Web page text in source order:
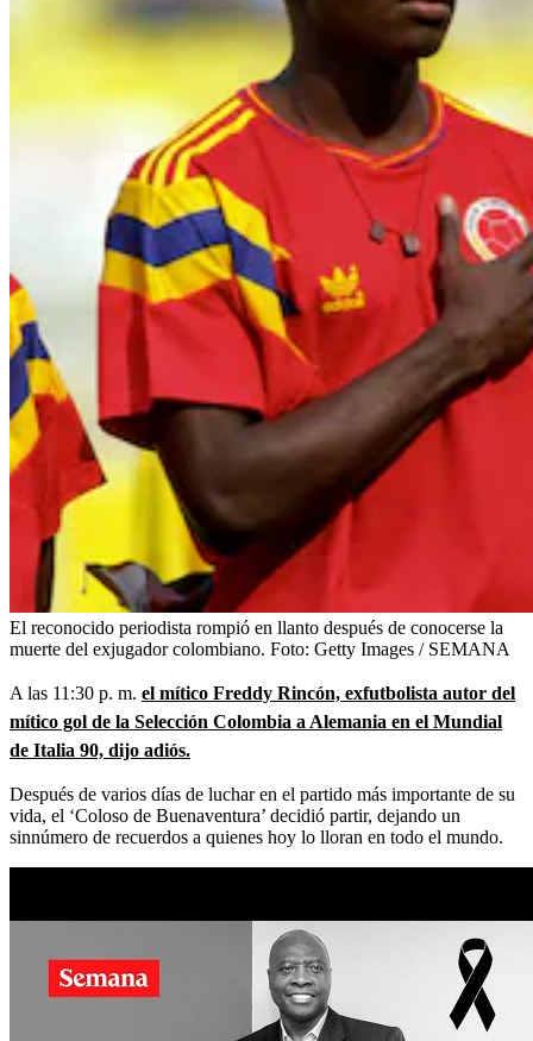
El reconocido periodista rompió en llanto después de conocerse la
muerte del exjugador colombiano. Foto: Getty Images / SEMANA
A las 11:30 p. m. el mítico Freddy Rincón, exfutbolista autor del
mítico gol de la Selección Colombia a Alemania en el Mundial
de Italia 90, dijo adiós.
Después de varios días de luchar en el partido más importante de su
vida, el ‘Coloso de Buenaventura’ decidió partir, dejando un
sinnúmero de recuerdos a quienes hoy lo lloran en todo el mundo.